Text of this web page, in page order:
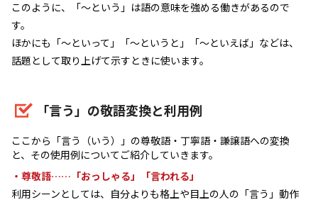
このように、「～という」は語の意味を強める働きがあるので
す。
ほかにも「～といって」「～というと」「～といえば」などは、
話題として取り上げて示すときに使います。
「言う」の敬語変換と利用例
ここから「言う（いう）」の尊敬語・丁寧語・謙譲語への変換
と、その使用例についてご紹介していきます。
・尊敬語……「おっしゃる」「言われる」
利用シーンとしては、自分よりも格上や目上の人の「言う」動作